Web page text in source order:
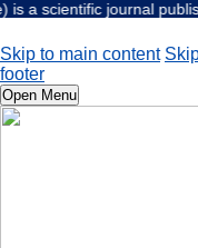
journal published by
Skip to main content
footer
Open Menu